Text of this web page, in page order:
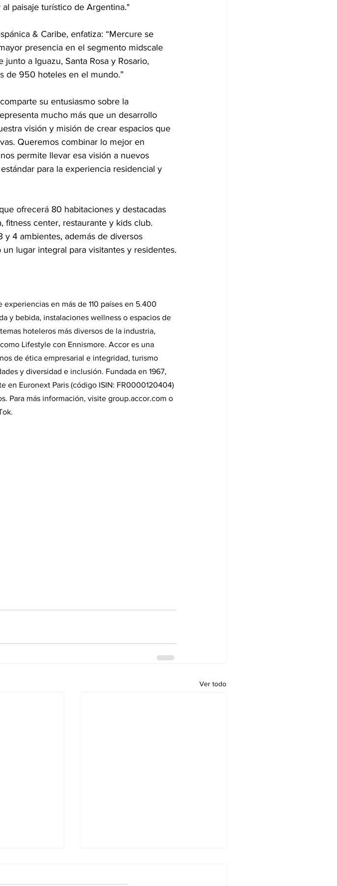
paisaje turístico de Argentina."
& Caribe, enfatiza: “Mercure se
presencia en el segmento midscale
a Iguazu, Santa Rosa y Rosario,
de 950 hoteles en el mundo.”
su entusiasmo sobre la
mucho más que un desarrollo
visión y misión de crear espacios que
Queremos combinar lo mejor en
permite llevar esa visión a nuevos
para la experiencia residencial y
ofrecerá 80 habitaciones y destacadas
fitness center, restaurante y kids club.
y 4 ambientes, además de diversos
lugar integral para visitantes y residentes.
en más de 110 países en 5.400
y bebida, instalaciones wellness o espacios de
hoteleros más diversos de la industria,
Lifestyle con Ennismore. Accor es una
de ética empresarial e integridad, turismo
y diversidad e inclusión. Fundada en 1967,
en Euronext Paris (código ISIN: FR0000120404)
Para más información, visite group.accor.com o
Ver todo